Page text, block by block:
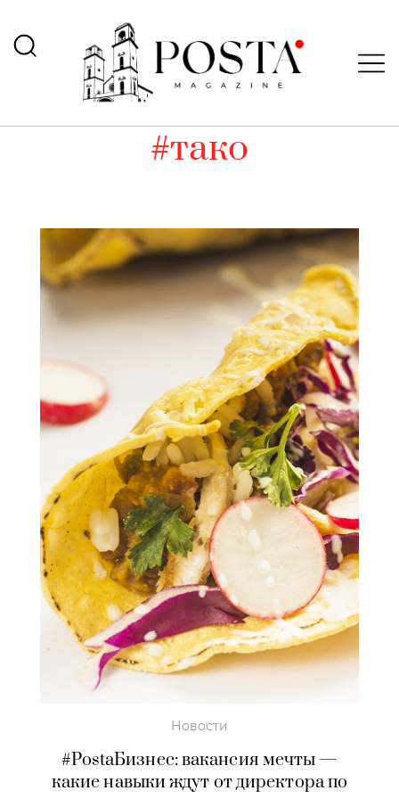
#тако
Новости
#PostaБизнес: вакансия мечты —
какие навыки ждут от директора по